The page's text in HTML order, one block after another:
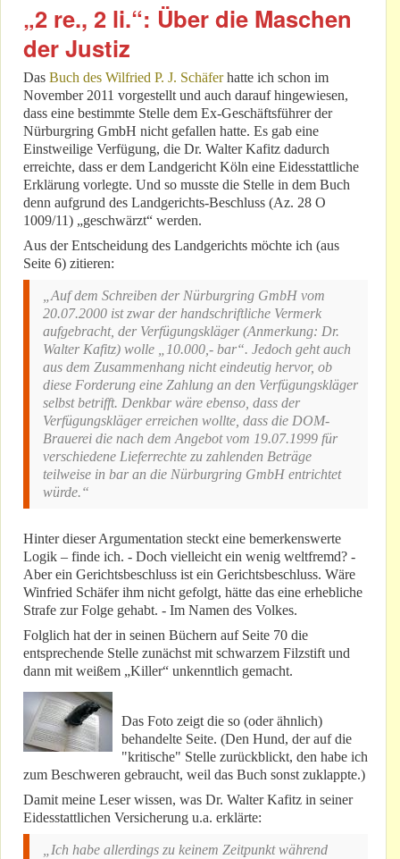
„2 re., 2 li.“: Über die Maschen
der Justiz
Das Buch des Wilfried P. J. Schäferhatte ich schon im
November 2011 vorgestellt und auch darauf hingewiesen,
dass eine bestimmte Stelle dem Ex-Geschäftsführer der
Nürburgring GmbH nicht gefallen hatte. Es gab eine
Einstweilige Verfügung, die Dr. Walter Kafitz dadurch
erreichte, dass er dem Landgericht Köln eine Eidesstattliche
Erklärung vorlegte. Und so musste die Stelle in dem Buch
denn aufgrund des Landgerichts-Beschluss (Az. 28 O
1009/11) „geschwärzt“ werden.
Aus der Entscheidung des Landgerichts möchte ich (aus
Seite 6) zitieren:
„Auf dem Schreiben der Nürburgring GmbH vom
20.07.2000 ist zwar der handschriftliche Vermerk
aufgebracht, der Verfügungskläger (Anmerkung: Dr.
Walter Kafitz) wolle „10.000,- bar“. Jedoch geht auch
aus dem Zusammenhang nicht eindeutig hervor, ob
diese Forderung eine Zahlung an den Verfügungskläger
selbst betrifft. Denkbar wäre ebenso, dass der
Verfügungskläger erreichen wollte, dass die DOM-
Brauerei die nach dem Angebot vom 19.07.1999 für
verschiedene Lieferrechte zu zahlenden Beträge
teilweise in bar an die Nürburgring GmbH entrichtet
würde.“
Hinter dieser Argumentation steckt eine bemerkenswerte
Logik – finde ich. - Doch vielleicht ein wenig weltfremd? -
Aber ein Gerichtsbeschluss ist ein Gerichtsbeschluss. Wäre
Winfried Schäfer ihm nicht gefolgt, hätte das eine erhebliche
Strafe zur Folge gehabt. - Im Namen des Volkes.
Folglich hat der in seinen Büchern auf Seite 70 die
entsprechende Stelle zunächst mit schwarzem Filzstift und
dann mit weißem „Killer“ unkenntlich gemacht.
Das Foto zeigt die so (oder ähnlich)
behandelte Seite. (Den Hund, der auf die
"kritische" Stelle zurückblickt, den habe ich
zum Beschweren gebraucht, weil das Buch sonst zuklappte.)
Damit meine Leser wissen, was Dr. Walter Kafitz in seiner
Eidesstattlichen Versicherung u.a. erklärte:
„Ich habe allerdings zu keinem Zeitpunkt während